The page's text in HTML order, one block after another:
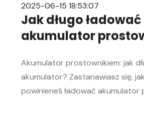
2025-06-15 18:53:07
Jak długo ładować
akumulator
Akumulator prostownikiem: jak
akumulator? Zastanawiasz się,
powinieneś ładować akumulator